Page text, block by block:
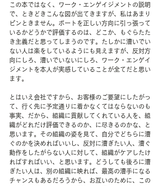
この本ではなく、ワーク・エンゲイジメントの説明
で、ときどきこんな図が出てきますが、私はあまり
ピンときません。ボートを正しい方向に引っ張って
いるかどうかで評価するのは、どこか、もぐらたた
き主義だと思ってしまうのです。たしかに漕いでい
ない人は楽をしているようにも見えますが、反対方
向にしろ、漕いでいないにしろ、ワーク・エンゲイ
ジメントを本人が実感していることが全てだと思い
ます。
とはいえ会社ですから、お客様のご要望にしたがっ
て、行く先に予定通りに着かなくてはならないのも
事実、だから、組織に貢献してくれている人を、組
織がどれだけ評価できるのか、に尽きるのかな、と
思います。その組織の姿を見て、自分でどちらに漕
ぐのかを決めればいいし、反対に漕ぎたい人、漕ぐ
動作をしたがらない人に対して、組織がケアしたけ
ればすればいい、と思います。どうしても後ろに漕
ぎたい人は、別の組織に映れば、最高の漕手になる
チャンスもあるだろうから、お互いのために、この